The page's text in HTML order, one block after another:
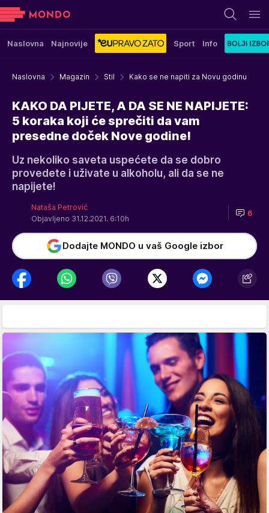
Naslovna Najnovije Sport Info
Naslovna Magazin Stil Kako se ne napiti za Novu godinu
KAKO DA PIJETE, A DA SE NE NAPIJETE:
5 koraka koji će sprečiti da vam
presedne doček Nove godine!
Uz nekoliko saveta uspećete da se dobro
provedete i uživate u alkoholu, ali da se ne
napijete!
Nataša Petrović
Objavljeno 31.12.2021. 6:10h
6
Dodajte MONDO u vaš Google izbor